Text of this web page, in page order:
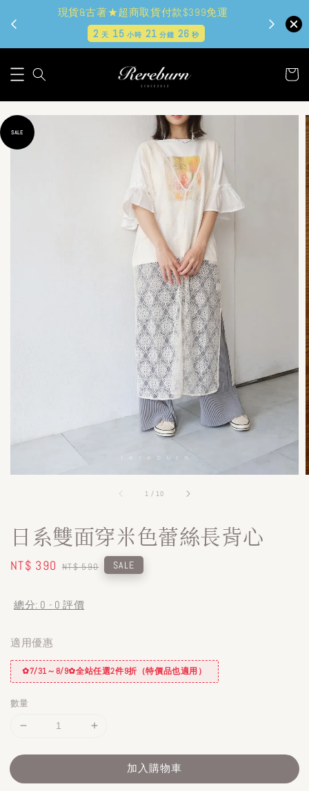
現貨&古著★超商取貨付款$399免運
2 天 15 小時 21 分鐘 25秒
1 / 10
SALE
日系雙面穿米色蕾絲長背心
Sale
NT$ 390 Regular
NT$ 590 SALE
總分: 0 - 0 評價
適用優惠
✿7/31～8/9✿全站任選2件9折（特價品也適用）
數量
加入購物車